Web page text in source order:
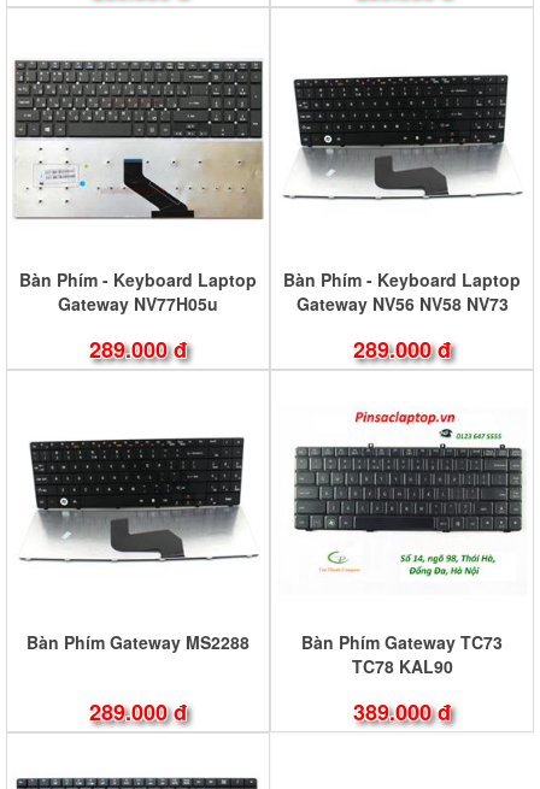
Bàn Phím - Keyboard Laptop
Gateway NV77H05u
NV57H77u Series
289.000 đ
Bàn Phím - Keyboard Laptop
Gateway NV56 NV58 NV73
289.000 đ
Bàn Phím Gateway MS2288
289.000 đ
Bàn Phím Gateway TC73
TC78 KAL90
389.000 đ